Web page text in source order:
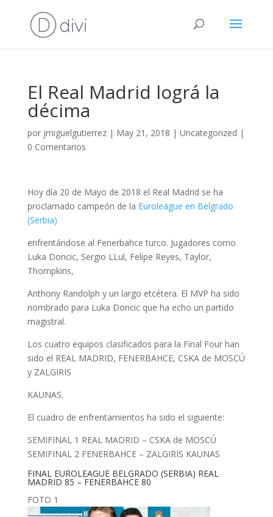
El Real Madrid lográ la
décima
por jmiguelgutierrez| May 21, 2018 | Uncategorized |
0 Comentarios
Hoy día 20 de Mayo de 2018 el Real Madrid se ha
proclamado campeón de la Euroleague en Belgrado
(Serbia)
enfrentándose al Fenerbahce turco. Jugadores como
Luka Doncic, Sergio LLul, Felipe Reyes, Taylor,
Thompkins,
Anthony Randolph y un largo etcétera. El MVP ha sido
nombrado para Luka Doncic que ha echo un partido
magistral.
Los cuatro equipos clasificados para la Final Four han
sido el REAL MADRID, FENERBAHCE, CSKA de MOSCÚ
y ZALGIRIS
KAUNAS.
El cuadro de enfrentamientos ha sido el siguiente:
SEMIFINAL 1 REAL MADRID – CSKA de MOSCÚ
SEMIFINAL 2 FENERBAHCE – ZALGIRIS KAUNAS
FINAL EUROLEAGUE BELGRADO (SERBIA) REAL
MADRID 85 – FENERBAHCE 80
FOTO 1